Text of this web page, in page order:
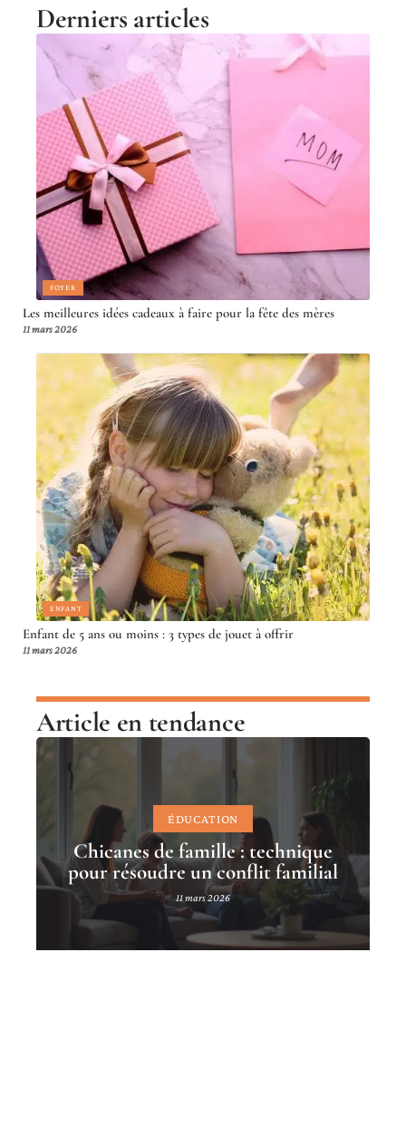
Derniers articles
FOYER
Les meilleures idées cadeaux à faire pour la fête des mères
11 mars 2026
ENFANT
Enfant de 5 ans ou moins : 3 types de jouet à offrir
11 mars 2026
Article en tendance
ÉDUCATION
Chicanes de famille : technique
pour résoudre un conflit familial
11 mars 2026